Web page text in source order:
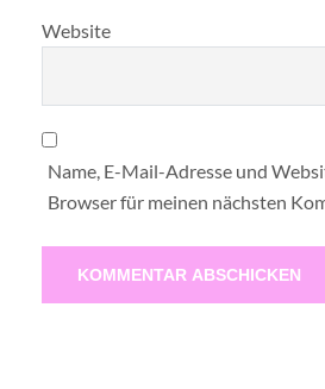
Website
Name, E-Mail-Adresse und
Browser für meinen nächsten